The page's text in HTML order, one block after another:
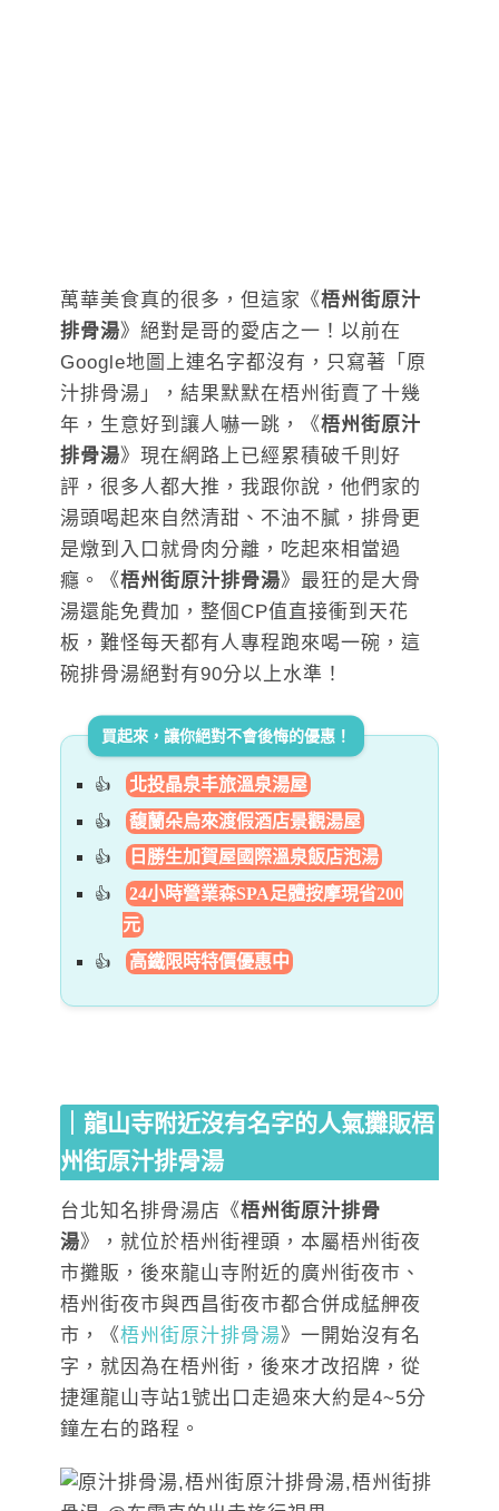
萬華美食真的很多，但這家《梧州街原汁
排骨湯》絕對是哥的愛店之一！以前在
Google地圖上連名字都沒有，只寫著「原
汁排骨湯」，結果默默在梧州街賣了十幾
年，生意好到讓人嚇一跳，《梧州街原汁
排骨湯》現在網路上已經累積破千則好
評，很多人都大推，我跟你說，他們家的
湯頭喝起來自然清甜、不油不膩，排骨更
是燉到入口就骨肉分離，吃起來相當過
癮。《梧州街原汁排骨湯》最狂的是大骨
湯還能免費加，整個CP值直接衝到天花
板，難怪每天都有人專程跑來喝一碗，這
碗排骨湯絕對有90分以上水準！
買起來，讓你絕對不會後悔的優惠！
北投晶泉丰旅溫泉湯屋
馥蘭朵烏來渡假酒店景觀湯屋
日勝生加賀屋國際溫泉飯店泡湯
24小時營業森SPA足體按摩現省200
元
高鐵限時特價優惠中
｜龍山寺附近沒有名字的人氣攤販梧
州街原汁排骨湯
台北知名排骨湯店《梧州街原汁排骨
湯》，就位於梧州街裡頭，本屬梧州街夜
市攤販，後來龍山寺附近的廣州街夜市、
梧州街夜市與西昌街夜市都合併成艋舺夜
市，《梧州街原汁排骨湯》一開始沒有名
字，就因為在梧州街，後來才改招牌 ，從
捷運龍山寺站1號出口走過來大約是4~5分
鐘左右的路程。